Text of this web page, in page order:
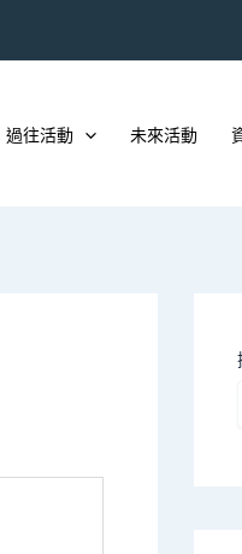
過往活動 未來活動